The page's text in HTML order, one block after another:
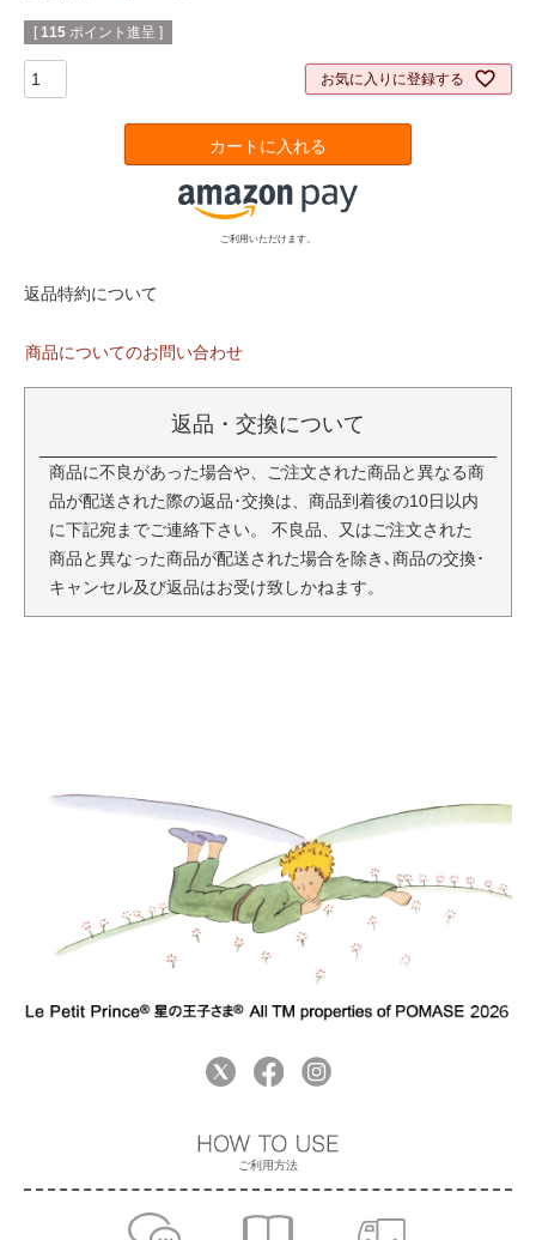
[ 115 ポイント進呈 ]
お気に入りに登録する
カートに入れる
ご利用いただけます。
返品特約について
商品についてのお問い合わせ
返品・交換について
商品に不良があった場合や、ご注文された商品と異なる商
品が配送された際の返品･交換は、商品到着後の10日以内
に下記宛までご連絡下さい。 不良品、又はご注文された
商品と異なった商品が配送された場合を除き､商品の交換･
キャンセル及び返品はお受け致しかねます。
ご利用方法